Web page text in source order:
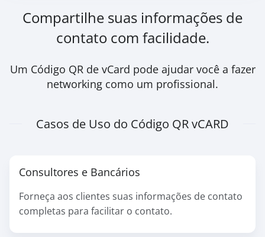
Compartilhe suas informações de
contato com facilidade.
Um Código QR de vCard pode ajudar você a fazer
networking como um profissional.
Casos de Uso do Código QR vCARD
Consultores e Bancários
Forneça aos clientes suas informações de contato
completas para facilitar o contato.